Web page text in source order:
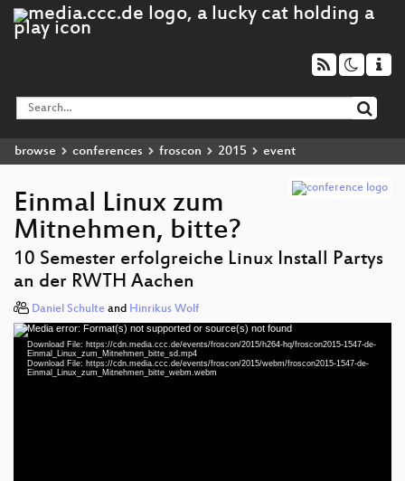
browse conferences froscon 2015 event
Einmal Linux zum
Mitnehmen, bitte?
10 Semester erfolgreiche Linux Install Partys
an der RWTH Aachen
Daniel Schulte and Hinrikus Wolf
Video
Player
Media error: Format(s) not supported or source(s) not found
Download File: https://cdn.media.ccc.de/events/froscon/2015/h264-hq/froscon2015-1547-de-
Einmal_Linux_zum_Mitnehmen_bitte_sd.mp4
Download File: https://cdn.media.ccc.de/events/froscon/2015/webm/froscon2015-1547-de-
Einmal_Linux_zum_Mitnehmen_bitte_webm.webm